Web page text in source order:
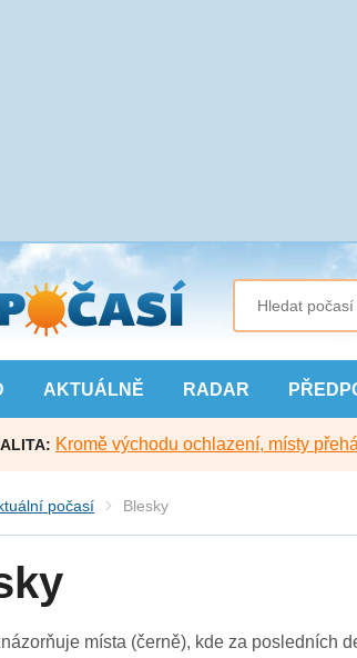
AKTUÁLNĚ RADAR
Kromě východu ochlazení, místy
počasí Blesky
místa (černě), kde za posledních